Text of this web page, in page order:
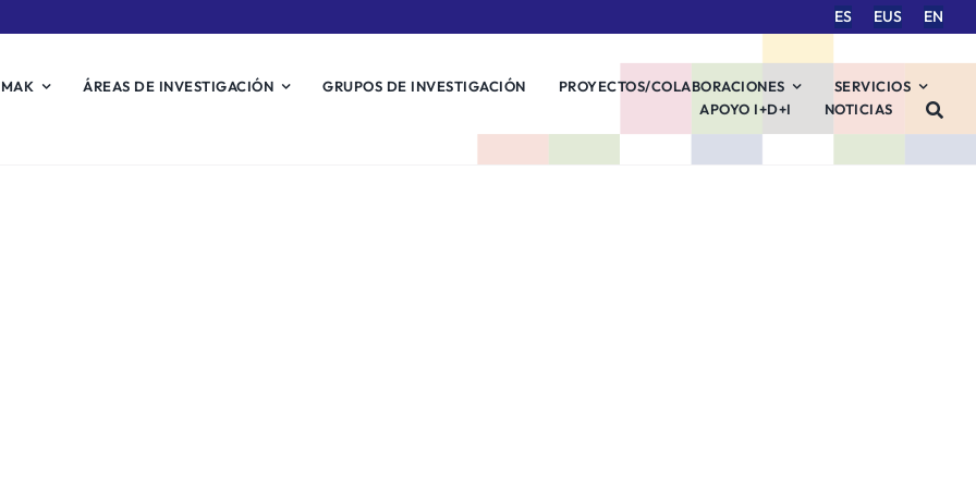
ES EUS EN
ÁREAS DE INVESTIGACIÓN GRUPOS DE INVESTIGACIÓN PROYECTOS/COLABORACIONES
SERVICIOS
APOYO I+D+I
NOTICIAS